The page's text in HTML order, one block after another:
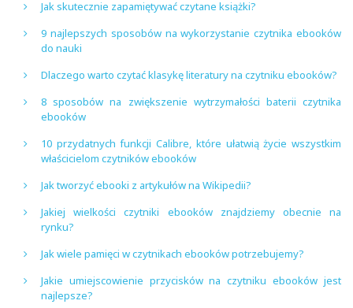
Jak skutecznie zapamiętywać czytane książki?
9 najlepszych sposobów na wykorzystanie czytnika ebooków
do nauki
Dlaczego warto czytać klasykę literatury na czytniku ebooków?
8 sposobów na zwiększenie wytrzymałości baterii czytnika
ebooków
10 przydatnych funkcji Calibre, które ułatwią życie wszystkim
właścicielom czytników ebooków
Jak tworzyć ebooki z artykułów na Wikipedii?
Jakiej wielkości czytniki ebooków znajdziemy obecnie na
rynku?
Jak wiele pamięci w czytnikach ebooków potrzebujemy?
Jakie umiejscowienie przycisków na czytniku ebooków jest
najlepsze?